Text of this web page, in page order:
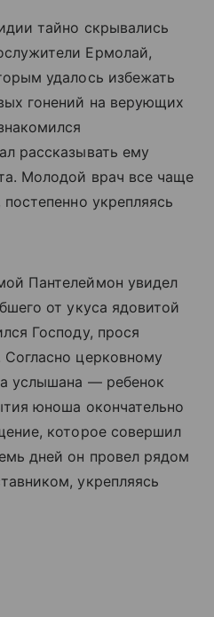
тайно скрывались
Ермолай,
удалось избежать
гонений на верующих
рассказывать ему
Молодой врач все чаще
укрепляясь
Пантелеймон увидел
от укуса ядовитой
Господу, прося
церковному
услышана — ребенок
юноша окончательно
которое совершил
дней он провел рядом
укрепляясь